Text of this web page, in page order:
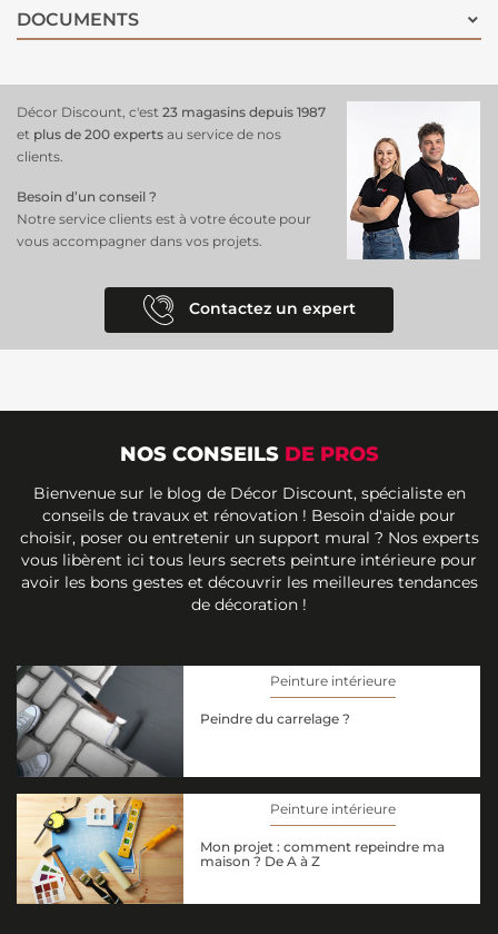
DOCUMENTS
Décor Discount, c'est 23 magasins depuis 1987
et plus de 200 experts au service de nos
clients.
Besoin d’un conseil ?
Notre service clients est à votre écoute pour
vous accompagner dans vos projets.
Contactez un expert
NOS CONSEILS DE PROS
Bienvenue sur le blog de Décor Discount, spécialiste en
conseils de travaux et rénovation ! Besoin d'aide pour
choisir, poser ou entretenir un support mural ? Nos experts
vous libèrent ici tous leurs secrets peinture intérieure pour
avoir les bons gestes et découvrir les meilleures tendances
de décoration !
Peinture intérieure
Peindre du carrelage ?
Peinture intérieure
Mon projet : comment repeindre ma
maison ? De A à Z